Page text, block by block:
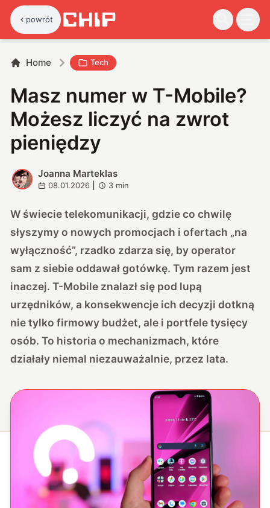
powrót
Home Tech
Masz numer w T-Mobile?
Możesz liczyć na zwrot
pieniędzy
J
Joanna Marteklas
08.01.2026 3 min
W świecie telekomunikacji, gdzie co chwilę
słyszymy o nowych promocjach i ofertach „na
wyłączność”, rzadko zdarza się, by operator
sam z siebie oddawał gotówkę. Tym razem jest
inaczej. T-Mobile znalazł się pod lupą
urzędników, a konsekwencje ich decyzji dotkną
nie tylko firmowy budżet, ale i portfele tysięcy
osób. To historia o mechanizmach, które
działały niemal niezauważalnie, przez lata.